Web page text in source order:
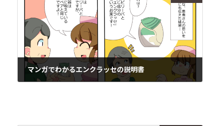
マンガでわかるエンクラッセの説明書